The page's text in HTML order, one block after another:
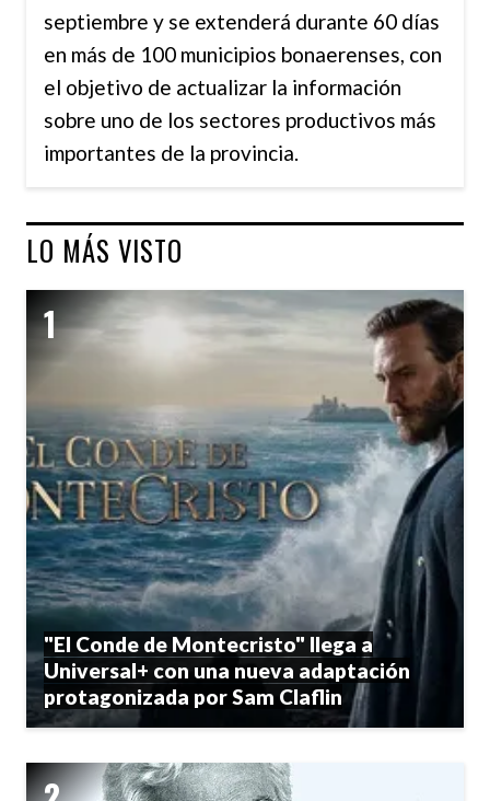
septiembre y se extenderá durante 60 días
en más de 100 municipios bonaerenses, con
el objetivo de actualizar la información
sobre uno de los sectores productivos más
importantes de la provincia.
LO MÁS VISTO
"El Conde de Montecristo" llega a
Universal+ con una nueva adaptación
protagonizada por Sam Claflin